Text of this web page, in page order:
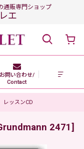
通販専門ショップ
エ
お問い合わせ/
Contact
ッスンCD
2471]